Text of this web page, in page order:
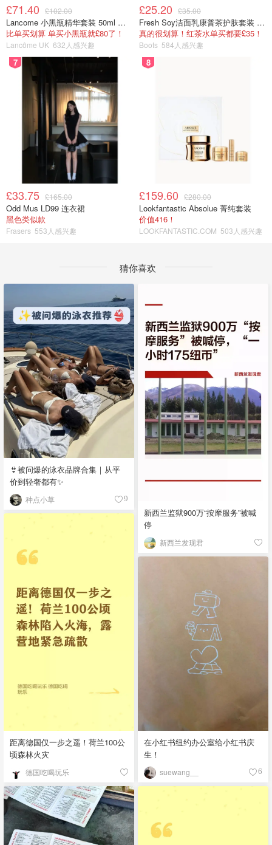
£71.40 £102.00
Lancome 小黑瓶精华套装 50ml 价值£162
比单买划算 单买小黑瓶就£80了！
Lancôme UK 632人感兴趣
£25.20 £35.00
Fresh Soy洁面乳康普茶护肤套装 100ml
真的很划算！红茶水单买都要£35！
Boots 584人感兴趣
7
£33.75 £165.00
Odd Mus LD99 连衣裙
黑色类似款
Frasers 553人感兴趣
8
£159.60 £280.00
Lookfantastic Absolue 菁纯套装
价值416！
LOOKFANTASTIC.COM 503人感兴趣
猜你喜欢
👙被问爆的泳衣品牌合集｜从平
价到轻奢都有✨
种点小草 9
新西兰监狱900万“按摩服务”被喊
停
新西兰发现君
距离德国仅一步之遥！荷兰100公
顷森林火灾
德国吃喝玩乐
在小红书纽约办公室给小红书庆
生！
suewang__ 6